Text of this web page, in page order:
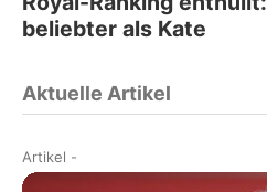
beliebter als Kate
Aktuelle Artikel
Artikel -